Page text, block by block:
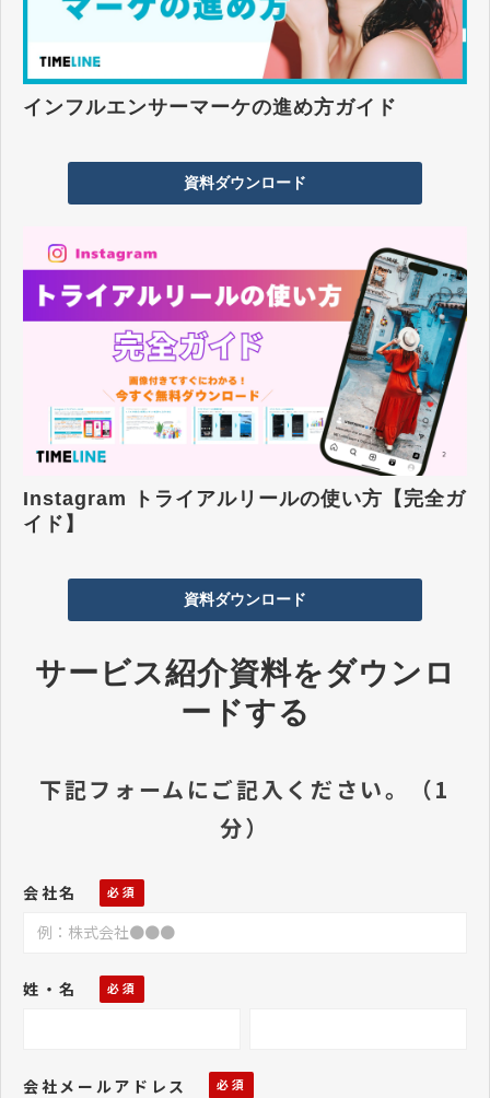
インフルエンサーマーケの進め方ガイド
資料ダウンロード
Instagram トライアルリールの使い方【完全ガ
イド】
資料ダウンロード
サービス紹介資料をダウンロ
ードする
下記フォームにご記入ください。（1
分）
会社名
姓・名
会社メールアドレス